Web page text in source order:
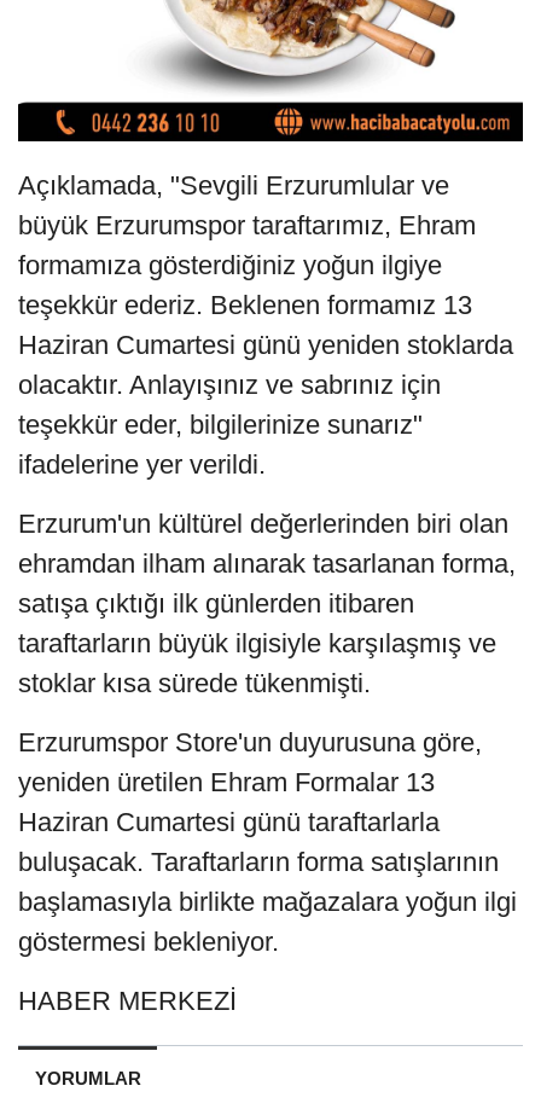
Açıklamada, "Sevgili Erzurumlular ve
büyük Erzurumspor taraftarımız, Ehram
formamıza gösterdiğiniz yoğun ilgiye
teşekkür ederiz. Beklenen formamız 13
Haziran Cumartesi günü yeniden stoklarda
olacaktır. Anlayışınız ve sabrınız için
teşekkür eder, bilgilerinize sunarız"
ifadelerine yer verildi.
Erzurum'un kültürel değerlerinden biri olan
ehramdan ilham alınarak tasarlanan forma,
satışa çıktığı ilk günlerden itibaren
taraftarların büyük ilgisiyle karşılaşmış ve
stoklar kısa sürede tükenmişti.
Erzurumspor Store'un duyurusuna göre,
yeniden üretilen Ehram Formalar 13
Haziran Cumartesi günü taraftarlarla
buluşacak. Taraftarların forma satışlarının
başlamasıyla birlikte mağazalara yoğun ilgi
göstermesi bekleniyor.
HABER MERKEZİ
YORUMLAR